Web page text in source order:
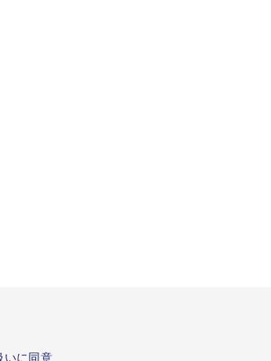
いに同意